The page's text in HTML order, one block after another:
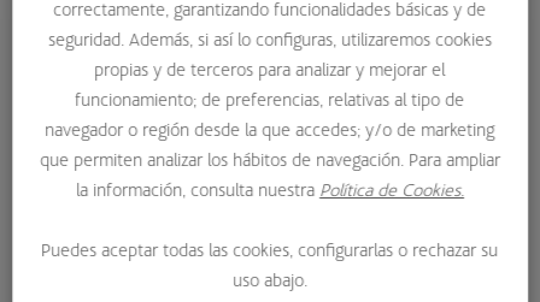
HOME GLOSARIO DE TÉRMINOS DEUDA CON GARANTÍA
Deuda con garantía
Emisiones donde el emisor aporta un bien o una serie de
bienes como garantía (maquinaria, inmuebles, hipotecas,
correctamente, garantizando funcionalidades básicas y de
seguridad. Además, si así lo configuras, utilizaremos cookies
propias y de terceros para analizar y mejorar el
funcionamiento; de preferencias, relativas al tipo de
navegador o región desde la que accedes; y/o de marketing
que permiten analizar los hábitos de navegación. Para ampliar
la información, consulta nuestra Política de Cookies.
Puedes aceptar todas las cookies, configurarlas o rechazar su
uso abajo.